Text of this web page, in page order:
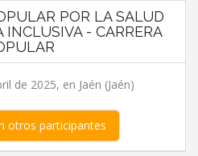
POR LA SALUD
INCLUSIVA - CARRERA
de 2025, en Jaén (Jaén)
otros participantes